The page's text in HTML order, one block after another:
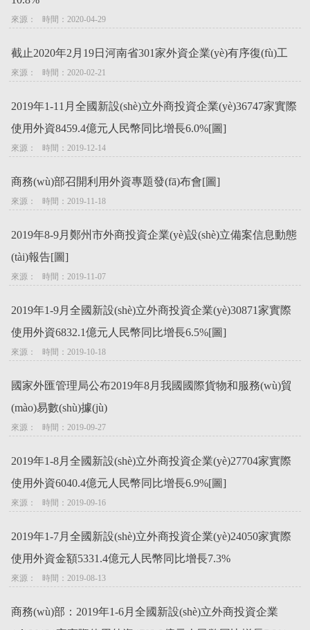
來源：   時間：2020-04-29
截止2020年2月19日河南省301家外資企業(yè)有序復(fù)工
來源：   時間：2020-02-21
2019年1-11月全國新設(shè)立外商投資企業(yè)36747家實際
使用外資8459.4億元人民幣同比增長6.0%[圖]
來源：   時間：2019-12-14
商務(wù)部召開利用外資專題發(fā)布會[圖]
來源：   時間：2019-11-18
2019年8-9月鄭州市外商投資企業(yè)設(shè)立備案信息動態
(tài)報告[圖]
來源：   時間：2019-11-07
2019年1-9月全國新設(shè)立外商投資企業(yè)30871家實際
使用外資6832.1億元人民幣同比增長6.5%[圖]
來源：   時間：2019-10-18
國家外匯管理局公布2019年8月我國國際貨物和服務(wù)貿
(mào)易數(shù)據(jù)
來源：   時間：2019-09-27
2019年1-8月全國新設(shè)立外商投資企業(yè)27704家實際
使用外資6040.4億元人民幣同比增長6.9%[圖]
來源：   時間：2019-09-16
2019年1-7月全國新設(shè)立外商投資企業(yè)24050家實際
使用外資金額5331.4億元人民幣同比增長7.3%
來源：   時間：2019-08-13
商務(wù)部：2019年1-6月全國新設(shè)立外商投資企業